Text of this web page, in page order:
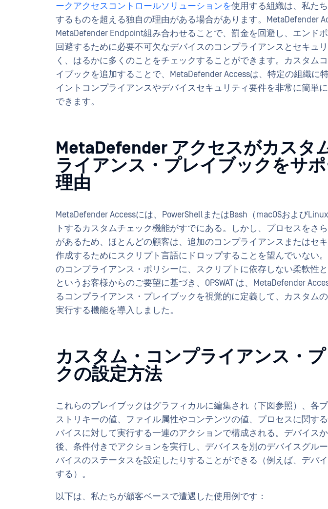
ークアクセスコントロールソリューションを使用する組織は、私た
するものを超える独自の理由がある場合があります。MetaDefender
MetaDefender Endpoint組み合わせることで、罰金を回避し、エンド
回避するために必要不可欠なデバイスのコンプライアンスとセキュ
く、はるかに多くのことをチェックすることができます。カスタム
イブックを追加することで、MetaDefender Accessは、特定の組織に
イントコンプライアンスやデバイスセキュリティ要件を非常に簡単
できます。
MetaDefender アクセスがカスタ
ライアンス・プレイブックをサ
理由
MetaDefender Accessには、PowerShellまたはBash（macOSおよび
トするカスタムチェック機能がすでにある。しかし、プロセスをさ
があるため、ほとんどの顧客は、追加のコンプライアンスまたはセ
作成するためにスクリプト言語にドロップすることを望んでいない。
のコンプライアンス・ポリシーに、スクリプトに依存しない柔軟性
というお客様からのご要望に基づき、OPSWAT は、MetaDefender
るコンプライアンス・プレイブックを視覚的に定義して、カスタム
実行する機能を導入しました。
カスタム・コンプライアンス・
クの設定方法
これらのプレイブックはグラフィカルに編集され（下図参照）、各
ストリキーの値、ファイル属性やコンテンツの値、プロセスに関す
バイスに対して実行する一連のアクションで構成される。デバイス
後、条件付きでアクションを実行し、デバイスを別のデバイスグル
バイスのステータスを設定したりすることができる（例えば、デバ
する）。
以下は、私たちが顧客ベースで遭遇した使用例です：